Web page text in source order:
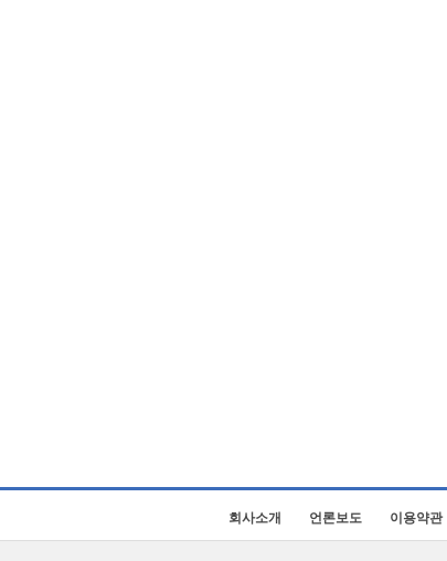
회사소개 언론보도 이용약관